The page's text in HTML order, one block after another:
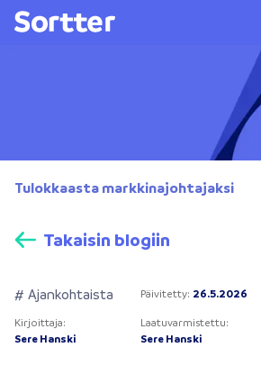
Tulokkaasta markkinajohtajaksi
Takaisin blogiin
# Ajankohtaista Päivitetty: 26.5.2026
Kirjoittaja:
Sere Hanski
Laatuvarmistettu:
Sere Hanski